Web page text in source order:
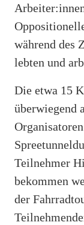
während des
lebten und
Die etwa 15
überwiegend
Teilnehmer
bekommen
der